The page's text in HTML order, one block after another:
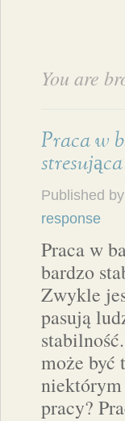
You are
Praca w
Published by
response
Praca w
bardzo
Zwykle
pasują
może być
niektórym
pracy?